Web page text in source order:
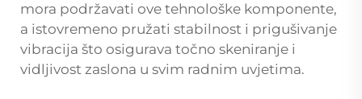
mora podržavati ove tehnološke komponente,
a istovremeno pružati stabilnost i prigušivanje
vibracija što osigurava točno skeniranje i
vidljivost zaslona u svim radnim uvjetima.